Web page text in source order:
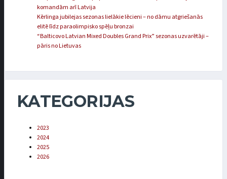
komandām arī Latvija
Kērlinga jubilejas sezonas lielākie lēcieni – no dāmu atgriešanās
elitē līdz paraolimpisko spēļu bronzai
“Balticovo Latvian Mixed Doubles Grand Prix” sezonas uzvarētāji –
pāris no Lietuvas
KATEGORIJAS
2023
2024
2025
2026